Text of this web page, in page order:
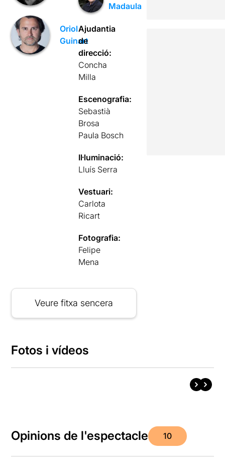
Oriol
Guinart
Madaula
Ajudantia
de
direcció:
Concha
Milla
Escenografia:
Sebastià
Brosa
Paula Bosch
Il·luminació:
Lluís Serra
Vestuari:
Carlota
Ricart
Fotografia:
Felipe
Mena
Veure fitxa sencera
Fotos i vídeos
Opinions de l'espectacle 10